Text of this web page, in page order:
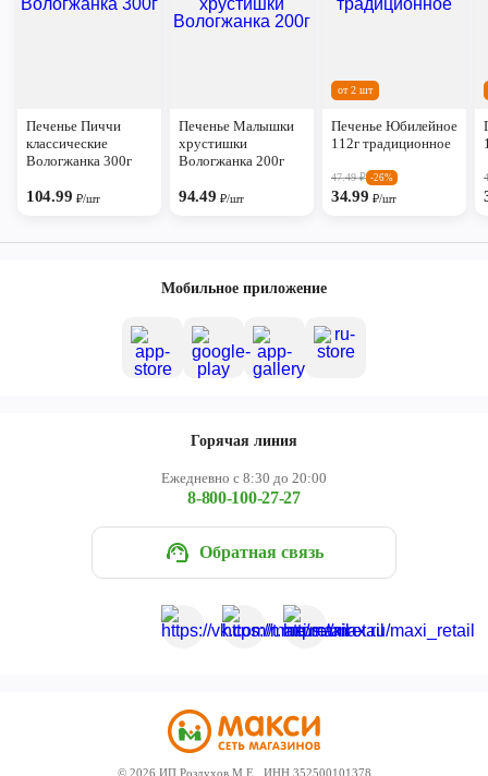
Печенье Пиччи
классические
Вологжанка 300г
104.99 ₽/шт
Печенье Малышки
хрустишки
Вологжанка 200г
94.49₽/шт
от 2 шт
Печенье Юбилейное
112г традиционное
47.49₽ -26%
34.99₽/шт
Мобильное приложение
Горячая линия
Ежедневно с 8:30 до 20:00
8-800-100-27-27
Обратная связь
© 2026 ИП Роздухов М.Е., ИНН 352500101378